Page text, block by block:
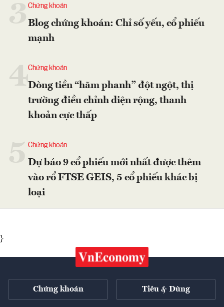
Chứng khoán
Blog chứng khoán: Chỉ số yếu, cổ phiếu
mạnh
4Chứng khoán
Dòng tiền “hãm phanh” đột ngột, thị
trường điều chỉnh diện rộng, thanh
khoản cực thấp
Chứng khoán
Dự báo 9 cổ phiếu mới nhất được thêm
vào rổ FTSE GEIS, 5 cổ phiếu khác bị
loại
}
Chứng khoán Tiêu & Dùng